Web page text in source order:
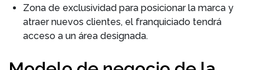
Zona de exclusividad para posicionar la marca y
atraer nuevos clientes, el franquiciado tendrá
acceso a un área designada.